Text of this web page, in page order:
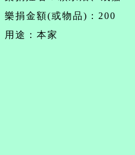
樂捐金額(或物品)：200
用途：本家